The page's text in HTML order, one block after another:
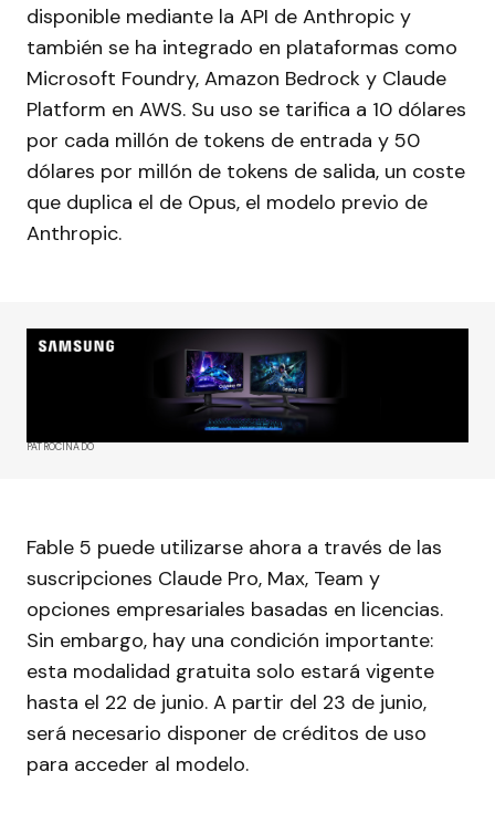
disponible mediante la API de Anthropic y
también se ha integrado en plataformas como
Microsoft Foundry, Amazon Bedrock y Claude
Platform en AWS. Su uso se tarifica a 10 dólares
por cada millón de tokens de entrada y 50
dólares por millón de tokens de salida, un coste
que duplica el de Opus, el modelo previo de
Anthropic.
PATROCINADO
Fable 5 puede utilizarse ahora a través de las
suscripciones Claude Pro, Max, Team y
opciones empresariales basadas en licencias.
Sin embargo, hay una condición importante:
esta modalidad gratuita solo estará vigente
hasta el 22 de junio. A partir del 23 de junio,
será necesario disponer de créditos de uso
para acceder al modelo.